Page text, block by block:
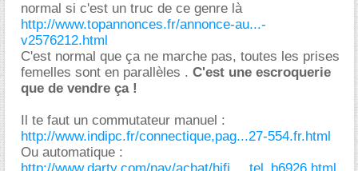
normal si c'est un truc de ce genre là
http://www.topannonces.fr/annonce-au...-
v2576212.html
C'est normal que ça ne marche pas, toutes les prises
femelles sont en parallèles . C'est une escroquerie
que de vendre ça !
Il te faut un commutateur manuel :
http://www.indipc.fr/connectique,pag...27-554.fr.html
Ou automatique :